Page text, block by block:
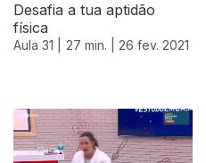
Desafia a tua aptidão
física
Aula 31 | 27 min. | 26 fev. 2021